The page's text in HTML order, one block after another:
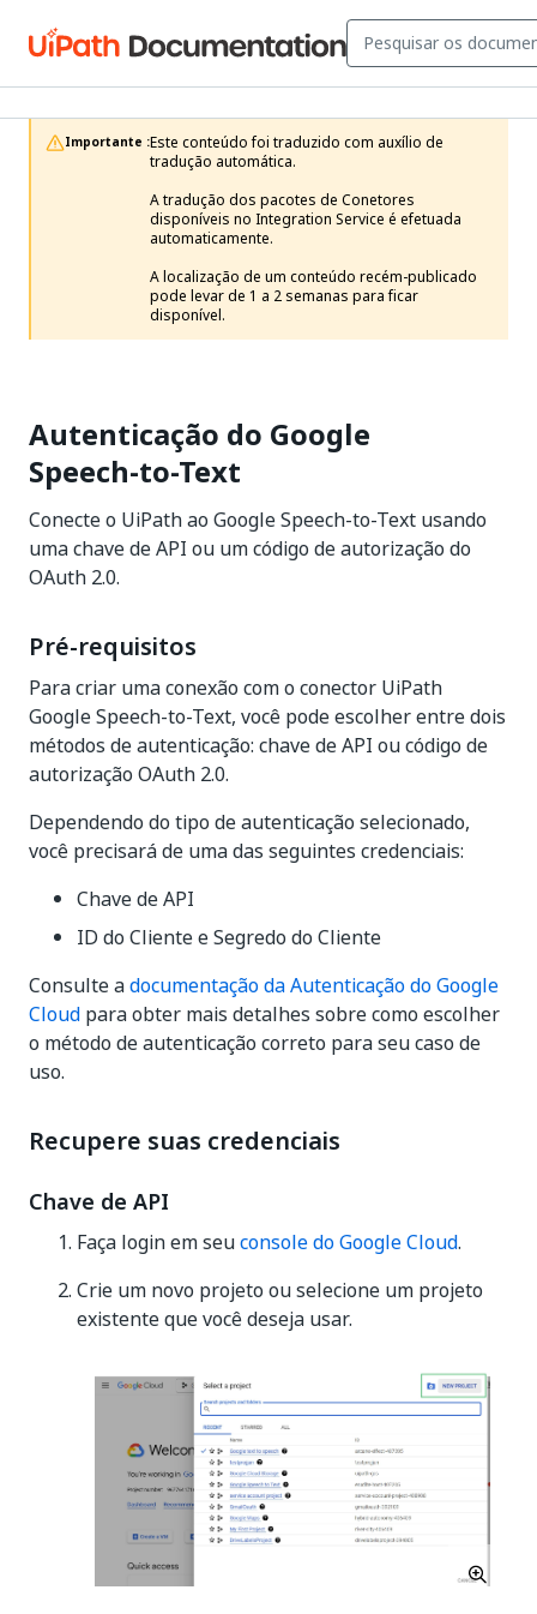
Importante :Este conteúdo foi traduzido com auxílio de
tradução automática.
A tradução dos pacotes de Conetores
disponíveis no Integration Service é efetuada
automaticamente.
A localização de um conteúdo recém-publicado
pode levar de 1 a 2 semanas para ficar
disponível.
Autenticação do Google
Speech-to-Text
Conecte o UiPath ao Google Speech-to-Text usando
uma chave de API ou um código de autorização do
OAuth 2.0.
Pré-requisitos
Para criar uma conexão com o conector UiPath
Google Speech-to-Text, você pode escolher entre dois
métodos de autenticação: chave de API ou código de
autorização OAuth 2.0.
Dependendo do tipo de autenticação selecionado,
você precisará de uma das seguintes credenciais:
Chave de API
ID do Cliente e Segredo do Cliente
Consulte adocumentação da Autenticação do Google
Cloud para obter mais detalhes sobre como escolher
o método de autenticação correto para seu caso de
uso.
Recupere suas credenciais
Chave de API
Faça login em seuconsole do Google Cloud.
Crie um novo projeto ou selecione um projeto
existente que você deseja usar.